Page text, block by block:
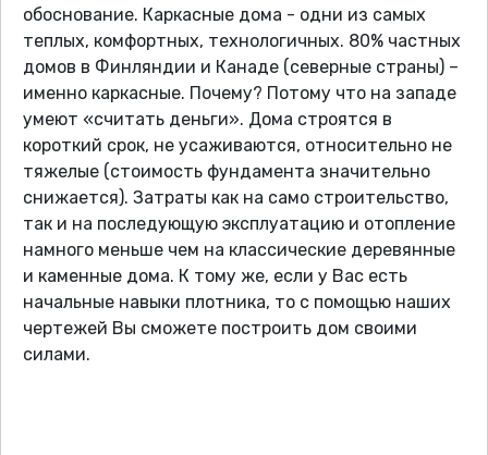
обоснование. Каркасные дома - одни из самых
теплых, комфортных, технологичных. 80% частных
домов в Финляндии и Канаде (северные страны) –
именно каркасные. Почему? Потому что на западе
умеют «считать деньги». Дома строятся в
короткий срок, не усаживаются, относительно не
тяжелые (стоимость фундамента значительно
снижается). Затраты как на само строительство,
так и на последующую эксплуатацию и отопление
намного меньше чем на классические деревянные
и каменные дома. К тому же, если у Вас есть
начальные навыки плотника, то с помощью наших
чертежей Вы сможете построить дом своими
силами.